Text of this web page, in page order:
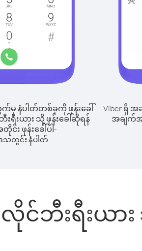
က်မှ နံပါတ်တစ်ခုကို ဖုန်းခေါ်
းရီးယား သို့ ဖုန်းခေါ်ဆိုရန်
း ဖုန်းခေါ်ပါ-
သတွင်း နံပါတ်
Viber ရှိ
အချက်အ
လိုင်ဘီးရီးယာ